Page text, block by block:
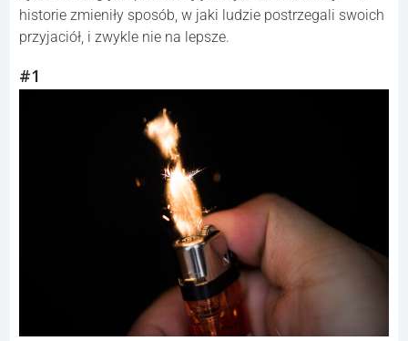
historie zmieniły sposób, w jaki ludzie postrzegali swoich
przyjaciół, i zwykle nie na lepsze.
#1